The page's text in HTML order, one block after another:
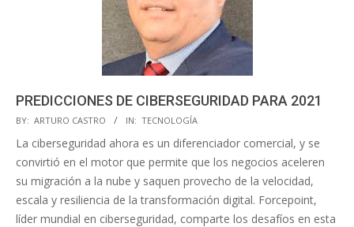
PREDICCIONES DE CIBERSEGURIDAD PARA 2021
2020-
11-
19
BY: ARTURO CASTRO IN: TECNOLOGÍA
La ciberseguridad ahora es un diferenciador comercial, y se
convirtió en el motor que permite que los negocios aceleren
su migración a la nube y saquen provecho de la velocidad,
escala y resiliencia de la transformación digital. Forcepoint,
líder mundial en ciberseguridad, comparte los desafíos en esta